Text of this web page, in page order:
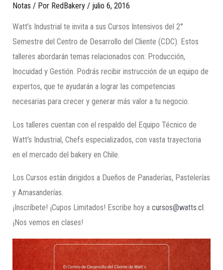
Notas / Por RedBakery / julio 6, 2016
Watt’s Industrial te invita a sus Cursos Intensivos del 2°
Semestre del Centro de Desarrollo del Cliente (CDC). Estos
talleres abordarán temas relacionados con: Producción,
Inocuidad y Gestión. Podrás recibir instrucción de un equipo de
expertos, que te ayudarán a lograr las competencias
necesarias para crecer y generar más valor a tu negocio.
Los talleres cuentan con el respaldo del Equipo Técnico de
Watt’s Industrial, Chefs especializados, con vasta trayectoria
en el mercado del bakery en Chile.
Los Cursos están dirigidos a Dueños de Panaderías, Pastelerías
y Amasanderías.
¡Inscríbete! ¡Cupos Limitados! Escribe hoy acursos@watts.cl.
¡Nos vemos en clases!